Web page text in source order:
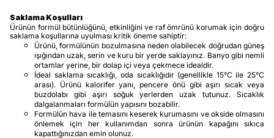
Saklama Koşulları
Ürünün formül bütünlüğünü, etkinliğini ve raf ömrünü korumak için doğru
saklama koşullarına uyulması kritik öneme sahiptir:
Ürünü, formülünün bozulmasına neden olabilecek doğrudan güneş
ışığından uzak, serin ve kuru bir yerde saklayınız. Banyo gibi nemli
ortamlar yerine, bir dolap içi veya çekmece idealdir.
İdeal saklama sıcaklığı, oda sıcaklığıdır (genellikle 15°C ile 25°C
arası). Ürünü kalorifer yanı, pencere önü gibi aşırı sıcak veya
buzdolabı gibi aşırı soğuk yerlerden uzak tutunuz. Sıcaklık
dalgalanmaları formülün yapısını bozabilir.
Formülün hava ile temasını keserek kurumasını ve okside olmasını
önlemek için her kullanımdan sonra ürünün kapağını sıkıca
kapattığınızdan emin olunuz.